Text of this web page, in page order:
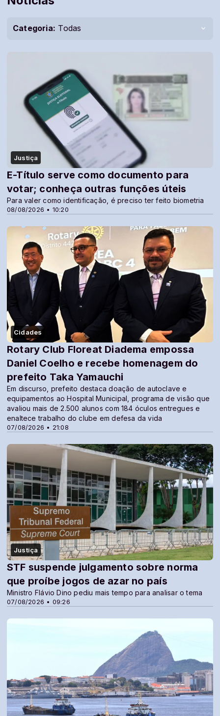
Categoria: Todas
Justiça
08/08/2026 • 10:20
E-Título serve como documento para
votar; conheça outras funções úteis
Para valer como identificação, é preciso ter feito biometria
Cidades
07/08/2026 • 21:08
Rotary Club Floreat Diadema empossa
Daniel Coelho e recebe homenagem do
prefeito Taka Yamauchi
Em discurso, prefeito destaca doação de autoclave e
equipamentos ao Hospital Municipal, programa de visão que
avaliou mais de 2.500 alunos com 184 óculos entregues e
enaltece trabalho do clube em defesa da vida
Justiça
07/08/2026 • 09:26
STF suspende julgamento sobre norma
que proíbe jogos de azar no país
Ministro Flávio Dino pediu mais tempo para analisar o tema